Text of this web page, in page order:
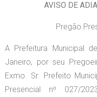
AVISO DE
Pregão
A Prefeitura Municipal
Janeiro, por seu
Exmo. Sr. Prefeito
Presencial nº 027/